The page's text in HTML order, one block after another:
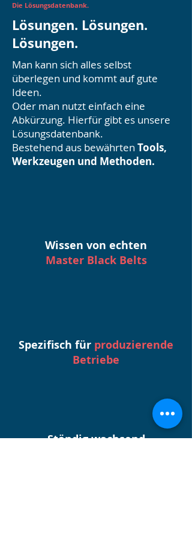
Die Lösungsdatenbank.
Lösungen. Lösungen.
Lösungen.
Man kann sich alles selbst
überlegen und kommt auf gute
Ideen.
Oder man nutzt einfach eine
Abkürzung. Hierfür gibt es unsere
Lösungsdatenbank.
Bestehend aus bewährten Tools,
Werkzeugen und Methoden.
Wissen von echten
Master Black Belts
Spezifisch für produzierende
Betriebe
Ständig wachsend